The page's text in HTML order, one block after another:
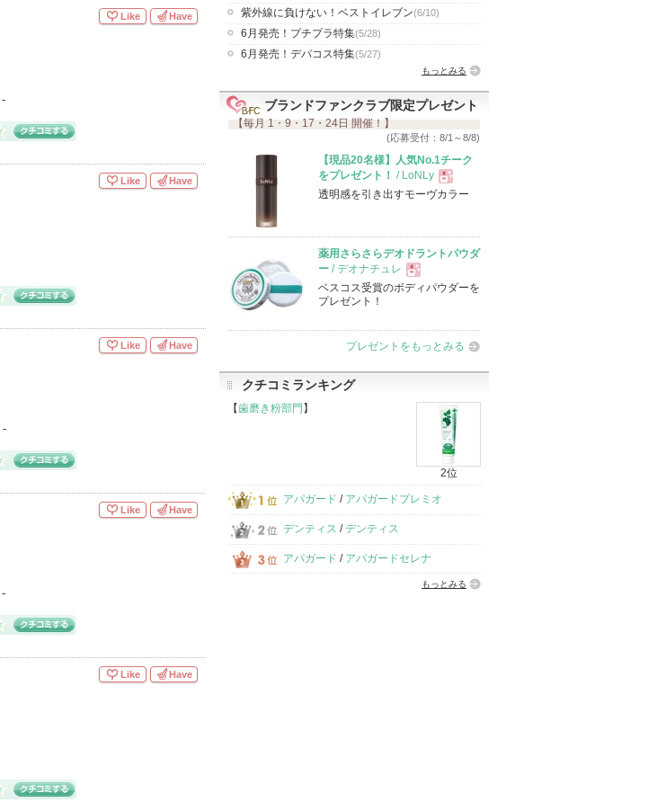
-
Like Have
Like Have
-
Like Have
-
Like Have
Like Have
紫外線に負けない！ベストイレブン(6/10)
6月発売！プチプラ特集(5/28)
6月発売！デパコス特集(5/27)
もっとみる
ブランドファンクラブ限定プレゼント
【毎月 1・9・17・24日 開催！】
(応募受付：8/1～8/8)
【現品20名様】人気No.1チーク
をプレゼント！
/ LoNLy
現
品
透明感を引き出すモーヴカラー
薬用さらさらデオドラントパウダ
ー / デオナチュレ
現
品
ベスコス受賞のボディパウダーを
プレゼント！
プレゼントをもっとみる
クチコミランキング
【歯磨き粉部門 】
2位
アパガード / アパガードプレミオ
デンティス /デンティス
アパガード / アパガードセレナ
もっとみる